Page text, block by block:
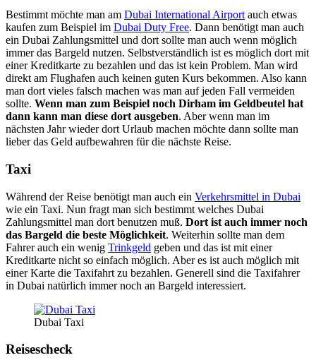
Bestimmt möchte man am Dubai International Airport auch etwas
kaufen zum Beispiel im Dubai Duty Free. Dann benötigt man auch
ein Dubai Zahlungsmittel und dort sollte man auch wenn möglich
immer das Bargeld nutzen. Selbstverständlich ist es möglich dort mit
einer Kreditkarte zu bezahlen und das ist kein Problem. Man wird
direkt am Flughafen auch keinen guten Kurs bekommen. Also kann
man dort vieles falsch machen was man auf jeden Fall vermeiden
sollte. Wenn man zum Beispiel noch Dirham im Geldbeutel hat
dann kann man diese dort ausgeben. Aber wenn man im
nächsten Jahr wieder dort Urlaub machen möchte dann sollte man
lieber das Geld aufbewahren für die nächste Reise.
Taxi
Während der Reise benötigt man auch ein Verkehrsmittel in Dubai
wie ein Taxi. Nun fragt man sich bestimmt welches Dubai
Zahlungsmittel man dort benutzen muß. Dort ist auch immer noch
das Bargeld die beste Möglichkeit. Weiterhin sollte man dem
Fahrer auch ein wenig Trinkgeld geben und das ist mit einer
Kreditkarte nicht so einfach möglich. Aber es ist auch möglich mit
einer Karte die Taxifahrt zu bezahlen. Generell sind die Taxifahrer
in Dubai natürlich immer noch an Bargeld interessiert.
Dubai Taxi
Reisescheck